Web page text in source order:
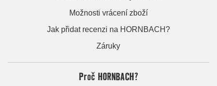
Možnosti vrácení zboží
Jak přidat recenzi na HORNBACH?
Záruky
Proč HORNBACH?